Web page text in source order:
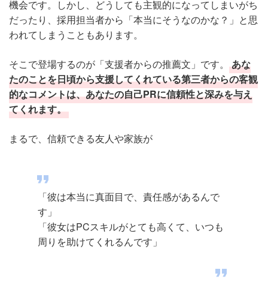
機会です。しかし、どうしても主観的になってしまいがち
だったり、採用担当者から「本当にそうなのかな？」と思
われてしまうこともあります。
そこで登場するのが「支援者からの推薦文」です。
あな
たのことを日頃から支援してくれている第三者からの客観
的なコメントは、あなたの自己PRに信頼性と深みを与え
てくれます。
まるで、信頼できる友人や家族が
「彼は本当に真面目で、責任感があるんで
す」
「彼女はPCスキルがとても高くて、いつも
周りを助けてくれるんです」